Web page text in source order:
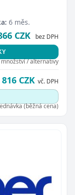
6 měs.
CZK bez DPH
/ alternativy
CZK vč. DPH
(běžná cena)